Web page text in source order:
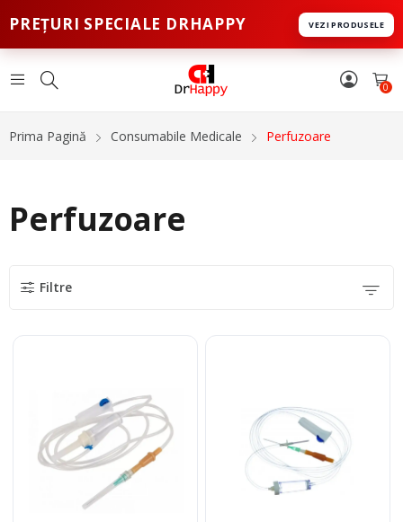
PREȚURI SPECIALE DRHAPPY VEZI PRODUSELE
0
Prima Pagină Consumabile Medicale Perfuzoare
Perfuzoare
Filtre